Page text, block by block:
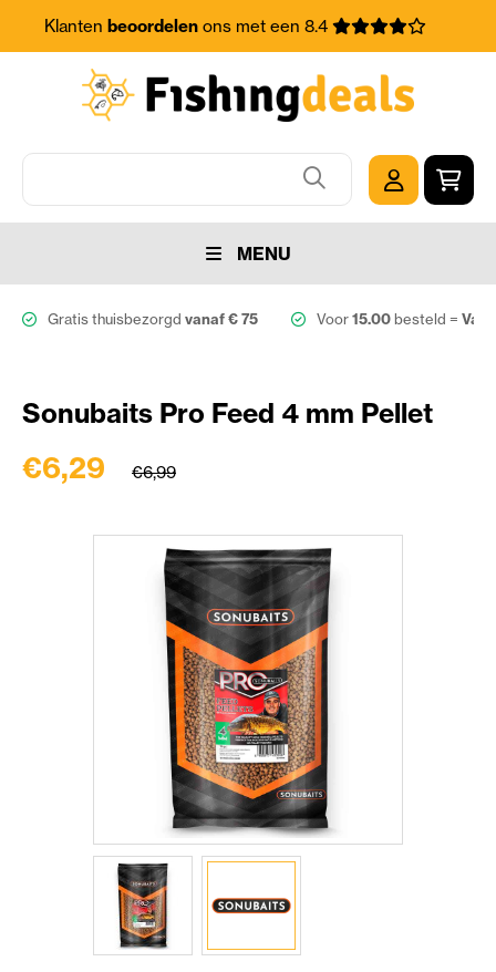
Klanten beoordelenons met een 8.4
MENU
Gratis thuisbezorgd vanaf € 75 Voor15.00besteld =
Sonubaits Pro Feed 4 mm Pellet
€6,29 €6,99